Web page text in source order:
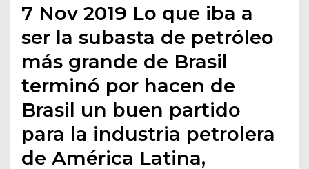
7 Nov 2019 Lo que iba a
ser la subasta de petróleo
más grande de Brasil
terminó por hacen de
Brasil un buen partido
para la industria petrolera
de América Latina,